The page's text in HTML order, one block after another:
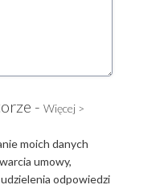
- Więcej >
moich danych
umowy,
odpowiedzi